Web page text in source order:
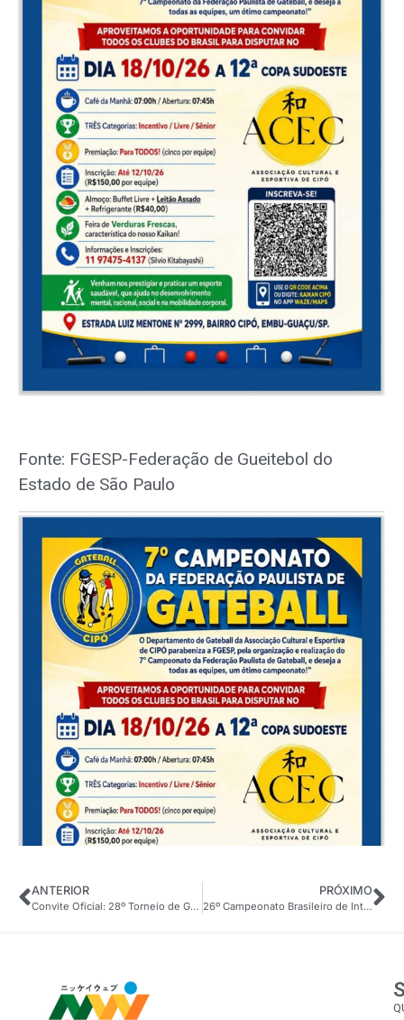
Fonte: FGESP-Federação de Gueitebol do
Estado de São Paulo
ANTERIOR
Convite Oficial: 28º Torneio de Gateball “24 de Junho” em Santa Fé do Sul-SP
PRÓXIMO
26º Campeonato Brasileiro de Interclubes ‘Juvenil Aberto’ de Beisebol